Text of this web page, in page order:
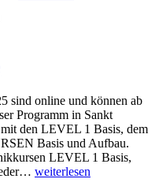
sind online und können ab
Programm in Sankt
den LEVEL 1 Basis, dem
Basis und Aufbau.
LEVEL 1 Basis,
TERMINE
weiterlesen